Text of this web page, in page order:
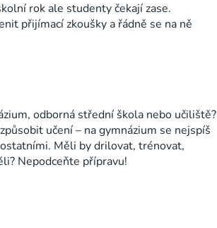
rok ale studenty čekají zase.
přijímací zkoušky a řádně se na ně
odborná střední škola nebo učiliště?
učení – na gymnázium se nejspíš
Měli by drilovat, trénovat,
Nepodceňte přípravu!